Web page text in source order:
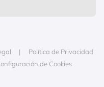
Política de Privacidad
de Cookies